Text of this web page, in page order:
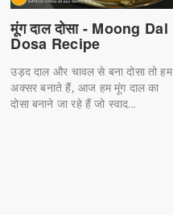
मूंग दाल दोसा - Moong Dal
Dosa Recipe
उड़द दाल और चावल से बना दोसा तो हम
अक्सर बनाते हैं, आज हम मूंग दाल का
दोसा बनाने जा रहे हैं जो स्वाद...